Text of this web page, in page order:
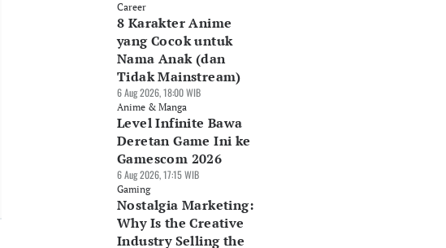
Career
8 Karakter Anime
yang Cocok untuk
Nama Anak (dan
Tidak Mainstream)
6 Aug 2026, 18:00 WIB
Anime & Manga
Level Infinite Bawa
Deretan Game Ini ke
Gamescom 2026
6 Aug 2026, 17:15 WIB
Gaming
Nostalgia Marketing:
Why Is the Creative
Industry Selling the